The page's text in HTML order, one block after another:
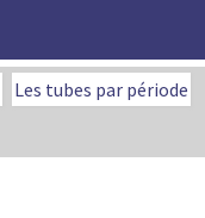
Les tubes par période